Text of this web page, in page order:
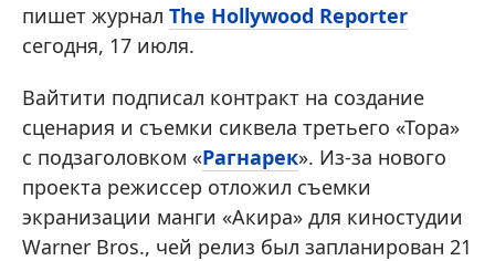
пишет журнал The Hollywood Reporter
сегодня, 17 июля.
Вайтити подписал контракт на создание
сценария и съемки сиквела третьего «Тора»
с подзаголовком «Рагнарек». Из-за нового
проекта режиссер отложил съемки
экранизации манги «Акира» для киностудии
Warner Bros., чей релиз был запланирован 21